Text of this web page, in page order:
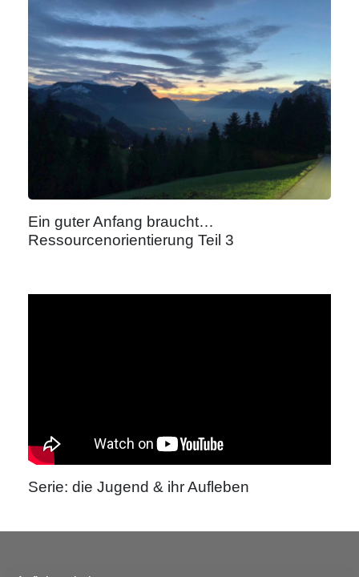
Ein guter Anfang braucht…
Ressourcenorientierung Teil 3
Serie: die Jugend & ihr Aufleben